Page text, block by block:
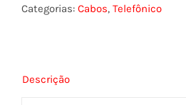
quantidade
Categorias: Cabos, Telefônico
Descrição